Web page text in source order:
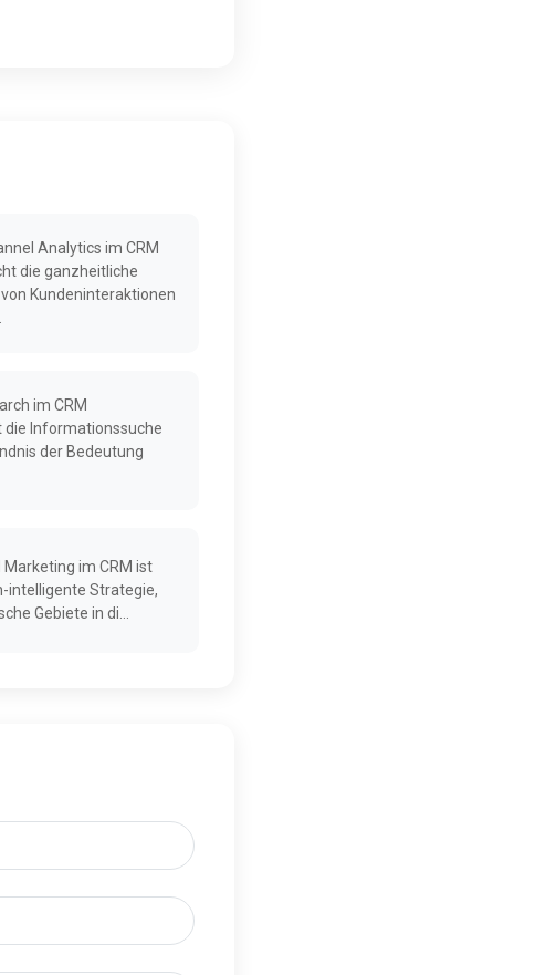
Analytics im CRM
die ganzheitliche
Kundeninteraktionen
im CRM
die Informationssuche
der Bedeutung
im CRM ist
intelligente Strategie,
Gebiete in di...